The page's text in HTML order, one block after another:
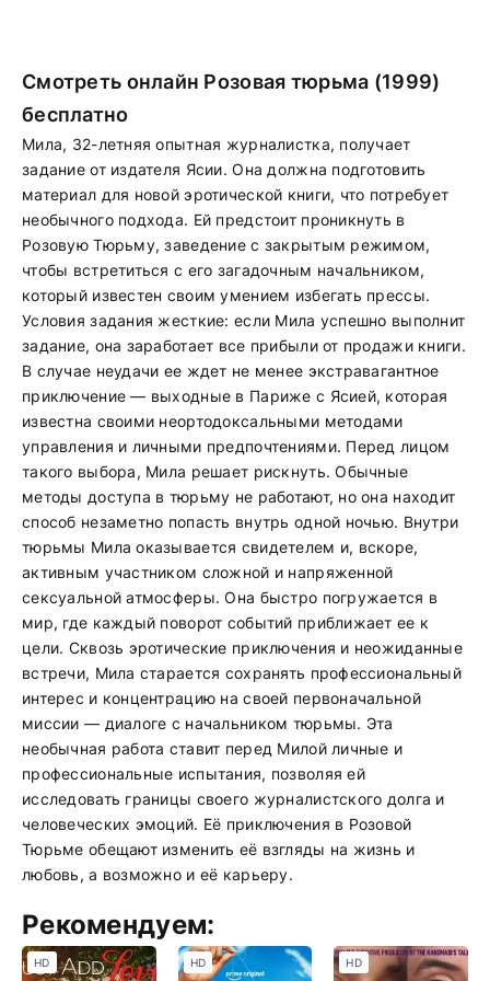
Смотреть онлайн Розовая тюрьма (1999)
бесплатно
Мила, 32-летняя опытная журналистка, получает
задание от издателя Ясии. Она должна подготовить
материал для новой эротической книги, что потребует
необычного подхода. Ей предстоит проникнуть в
Розовую Тюрьму, заведение с закрытым режимом,
чтобы встретиться с его загадочным начальником,
который известен своим умением избегать прессы.
Условия задания жесткие: если Мила успешно выполнит
задание, она заработает все прибыли от продажи книги.
В случае неудачи ее ждет не менее экстравагантное
приключение — выходные в Париже с Ясией, которая
известна своими неортодоксальными методами
управления и личными предпочтениями. Перед лицом
такого выбора, Мила решает рискнуть. Обычные
методы доступа в тюрьму не работают, но она находит
способ незаметно попасть внутрь одной ночью. Внутри
тюрьмы Мила оказывается свидетелем и, вскоре,
активным участником сложной и напряженной
сексуальной атмосферы. Она быстро погружается в
мир, где каждый поворот событий приближает ее к
цели. Сквозь эротические приключения и неожиданные
встречи, Мила старается сохранять профессиональный
интерес и концентрацию на своей первоначальной
миссии — диалоге с начальником тюрьмы. Эта
необычная работа ставит перед Милой личные и
профессиональные испытания, позволяя ей
исследовать границы своего журналистского долга и
человеческих эмоций. Её приключения в Розовой
Тюрьме обещают изменить её взгляды на жизнь и
любовь, а возможно и её карьеру.
Рекомендуем:
HD HD HD